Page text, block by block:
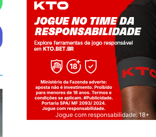
Jogue com responsabilidade. 18+